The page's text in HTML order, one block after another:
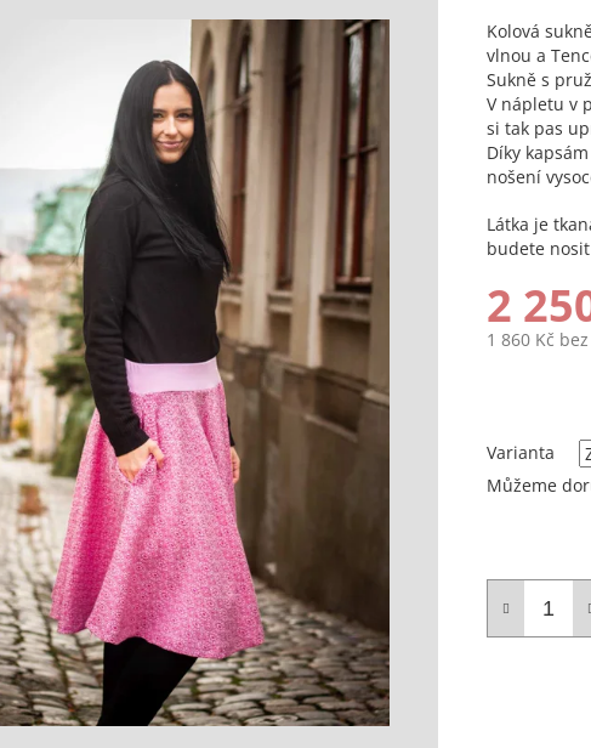
Kolová
vlnou a
Sukně s
V nápletu v
si tak pas
Díky
nošení
Látka je
budete
2
1 860 Kč bez
Varianta
Můžeme